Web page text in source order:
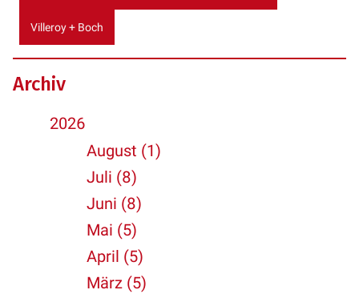
Villeroy + Boch
Archiv
2026
August (1)
Juli (8)
Juni (8)
Mai (5)
April (5)
März (5)